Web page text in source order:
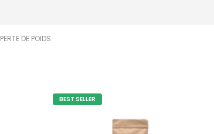
PERTE DE POIDS
BEST SELLER